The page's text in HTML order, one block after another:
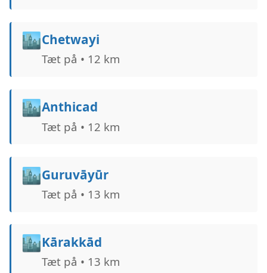
🏙️Chetwayi
Tæt på • 12 km
🏙️Anthicad
Tæt på • 12 km
🏙️Guruvāyūr
Tæt på • 13 km
🏙️Kārakkād
Tæt på • 13 km